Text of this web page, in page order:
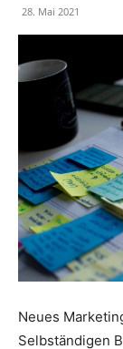
28. Mai 2021
Neues
Selbständigen